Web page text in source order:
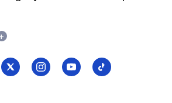
Seguí
Seguí
Seguí
Seguí